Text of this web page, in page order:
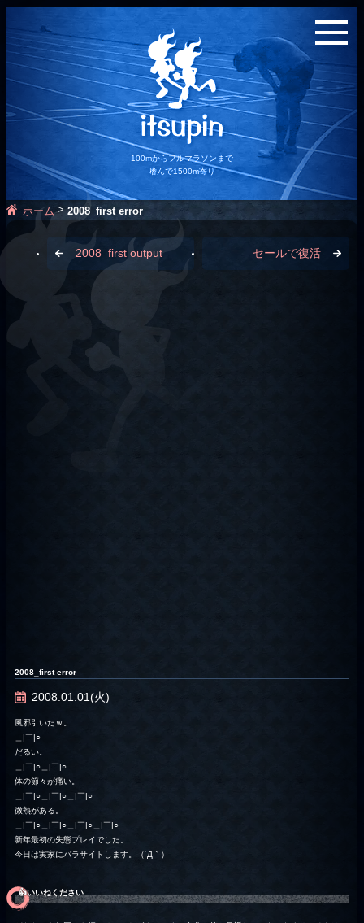
100mからフルマラソンまで
嗜んで1500m寄り
ホーム>2008_first error
2008_first output セールで復活
2008_first error
2008.01.01(火)
風邪引いたｗ。
＿|￣|○
だるい。
＿|￣|○＿|￣|○
体の節々が痛い。
＿|￣|○＿|￣|○＿|￣|○
微熱がある。
＿|￣|○＿|￣|○＿|￣|○＿|￣|○
新年最初の失態プレイでした。
今日は実家にパラサイトします。（´Д｀）
👍️いいねください